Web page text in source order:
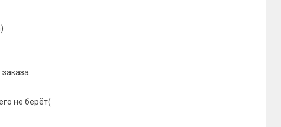
не берёт(